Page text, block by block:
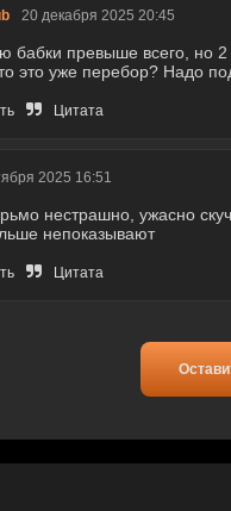
20 декабря 2025 20:45
бабки превыше всего, но
это уже перебор? Надо
Цитата
2025 16:51
нестрашно, ужасно
непоказывают
Цитата